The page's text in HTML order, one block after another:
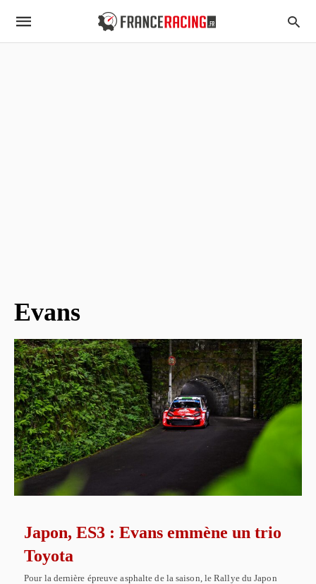
Evans
Japon, ES3 : Evans emmène un trio
Toyota
Pour la dernière épreuve asphalte de la saison, le Rallye du Japon